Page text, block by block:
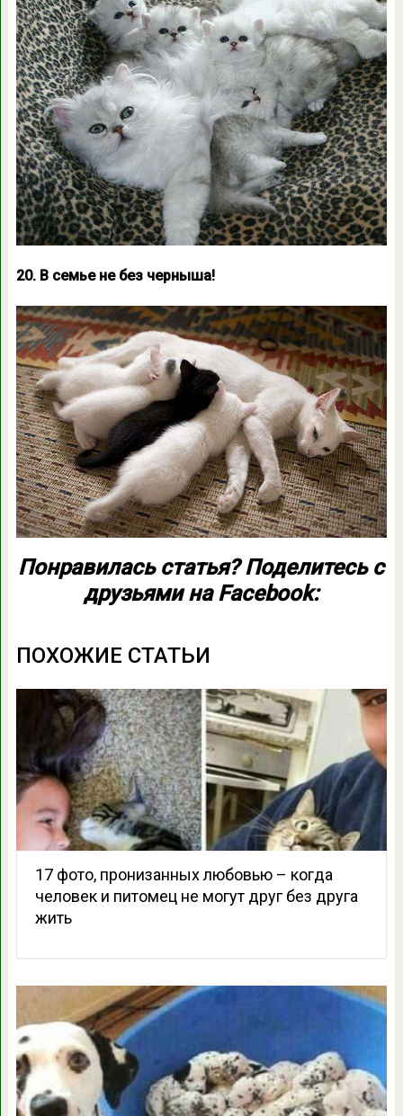
20. В семье не без черныша!
Понравилась статья? Поделитесь с
друзьями на Facebook:
ПОХОЖИЕ СТАТЬИ
17 фото, пронизанных любовью – когда
человек и питомец не могут друг без друга
жить